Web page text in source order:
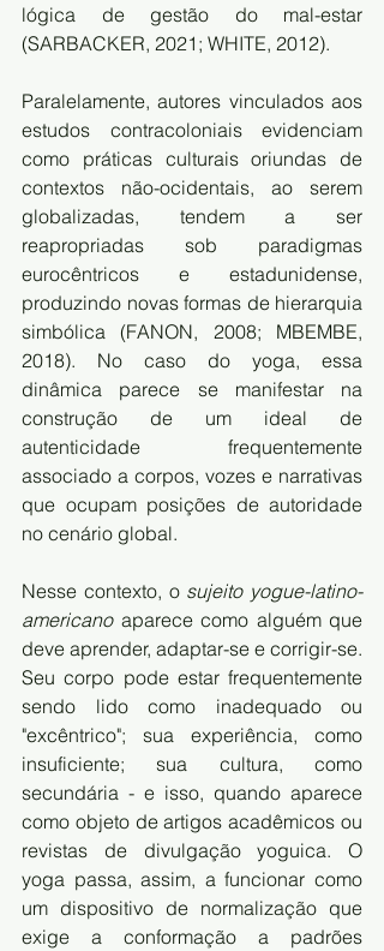
lógica de gestão do mal-estar
(SARBACKER, 2021; WHITE, 2012).
Paralelamente, autores vinculados aos
estudos contracoloniais evidenciam
como práticas culturais oriundas de
contextos não-ocidentais, ao serem
globalizadas, tendem a ser
reapropriadas sob paradigmas
eurocêntricos e estadunidense,
produzindo novas formas de hierarquia
simbólica (FANON, 2008; MBEMBE,
2018). No caso do yoga, essa
dinâmica parece se manifestar na
construção de um ideal de
autenticidade frequentemente
associado a corpos, vozes e narrativas
que ocupam posições de autoridade
no cenário global.
Nesse contexto, o sujeito yogue-latino-
americano aparece como alguém que
deve aprender, adaptar-se e corrigir-se.
Seu corpo pode estar frequentemente
sendo lido como inadequado ou
"excêntrico"; sua experiência, como
insuficiente; sua cultura, como
secundária - e isso, quando aparece
como objeto de artigos acadêmicos ou
revistas de divulgação yoguica. O
yoga passa, assim, a funcionar como
um dispositivo de normalização que
exige a conformação a padrões